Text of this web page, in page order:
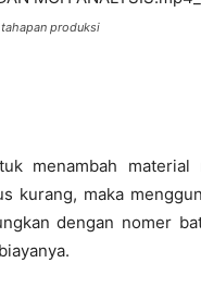
produksi
menambah
kurang, maka
dengan nomer